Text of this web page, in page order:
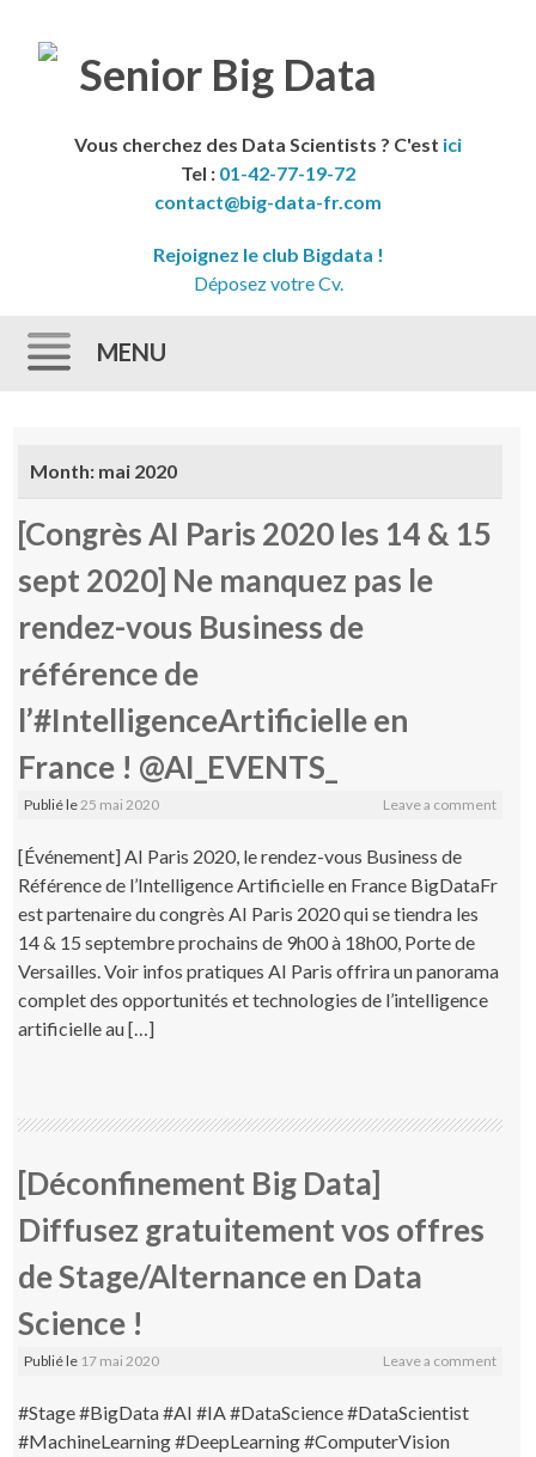
Vous cherchez des Data Scientists ? C'est ici
Tel : 01-42-77-19-72
contact@big-data-fr.com
Rejoignez le club Bigdata !
Déposez votre Cv.
MENU
Month: mai 2020
[Congrès AI Paris 2020 les 14 & 15
sept 2020] Ne manquez pas le
rendez-vous Business de
référence de
l’#IntelligenceArtificielle en
France ! @AI_EVENTS_
Publié le25 mai 2020 Leave a comment
[Événement] AI Paris 2020, le rendez-vous Business de
Référence de l’Intelligence Artificielle en France BigDataFr
est partenaire du congrès AI Paris 2020 qui se tiendra les
14 & 15 septembre prochains de 9h00 à 18h00, Porte de
Versailles. Voir infos pratiques AI Paris offrira un panorama
complet des opportunités et technologies de l’intelligence
artificielle au […]
[Déconfinement Big Data]
Diffusez gratuitement vos offres
de Stage/Alternance en Data
Science !
Publié le 17 mai 2020 Leave a comment
#Stage #BigData #AI #IA #DataScience #DataScientist
#MachineLearning #DeepLearning #ComputerVision